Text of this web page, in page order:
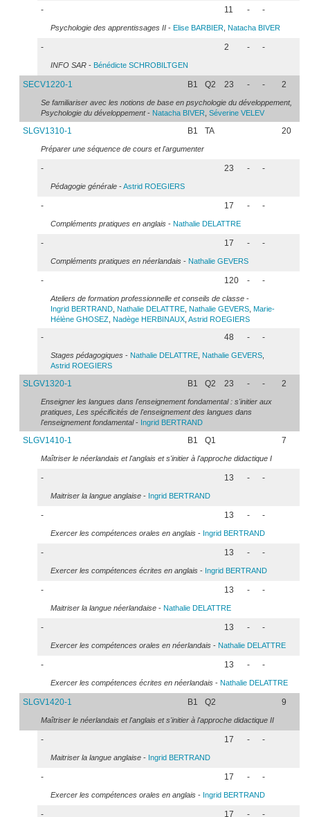
- 11 - -
Psychologie des apprentissages II - Elise BARBIER Natacha BIVER
- 2 - -
INFO SAR - Bénédicte SCHROBILTGEN
SECV1220-1 B1 Q2 23 - - 2
Se familiariser avec les notions de base en psychologie du développement,
Psychologie du développement- Natacha BIVER Séverine VELEV
SLGV1310-1 B1 TA 20
Préparer une séquence de cours et l'argumenter
- 23 - -
Pédagogie générale -Astrid ROEGIERS
- 17 - -
Compléments pratiques en anglais - Nathalie DELATTRE
- 17 - -
Compléments pratiques en néerlandais - Nathalie GEVERS
- 120 - -
Ateliers de formation professionnelle et conseils de classe -
Ingrid BERTRAND Nathalie DELATTRE Nathalie GEVERS Marie-
Hélène GHOSEZ Nadège HERBINAUX Astrid ROEGIERS
- 48 - -
Stages pédagogiques - Nathalie DELATTRE Nathalie GEVERS
Astrid ROEGIERS
SLGV1320-1 B1 Q2 23 - - 2
Enseigner les langues dans l'enseignement fondamental : s'initier aux
pratiques, Les spécificités de l'enseignement des langues dans
l'enseignement fondamental- Ingrid BERTRAND
SLGV1410-1 B1 Q1 7
Maîtriser le néerlandais et l'anglais et s'initier à l'approche didactique I
- 13 - -
Maitriser la langue anglaise - Ingrid BERTRAND
- 13 - -
Exercer les compétences orales en anglais - Ingrid BERTRAND
- 13 - -
Exercer les compétences écrites en anglais - Ingrid BERTRAND
- 13 - -
Maitriser la langue néerlandaise - Nathalie DELATTRE
- 13 - -
Exercer les compétences orales en néerlandais - Nathalie DELATTRE
- 13 - -
Exercer les compétences écrites en néerlandais - Nathalie DELATTRE
SLGV1420-1 B1 Q2 9
Maîtriser le néerlandais et l'anglais et s'initier à l'approche didactique II
- 17 - -
Maitriser la langue anglaise - Ingrid BERTRAND
- 17 - -
Exercer les compétences orales en anglais - Ingrid BERTRAND
- 17 - -